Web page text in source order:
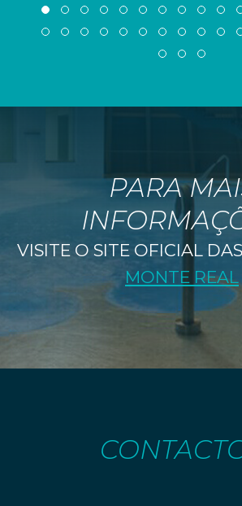
PARA
VISITE O SITE OFICIAL DAS
MONTE REAL